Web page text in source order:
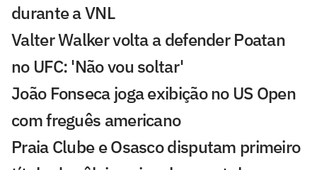
durante a VNL
Valter Walker volta a defender Poatan
no UFC: 'Não vou soltar'
João Fonseca joga exibição no US Open
com freguês americano
Praia Clube e Osasco disputam primeiro